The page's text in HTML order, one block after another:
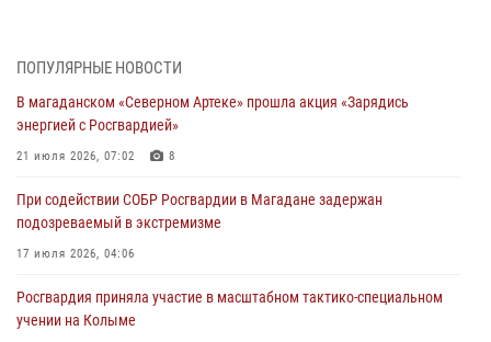
Руководство Управления Росгвардии по Магаданской области
20 июля 2026, 04:02
При содействии СОБР Росгвардии в Магадане задержан
17 июля 2026, 04:06
«Каникулы с Росгвардией» продолжаются на Колыме
Начальник Главного штаба – первый заместитель директора
ПОПУЛЯРНЫЕ НОВОСТИ
В магаданском «Северном Артеке» прошла акция «Зарядись
энергией с Росгвардией»
21 июля 2026, 07:02 8
При содействии СОБР Росгвардии в Магадане задержан
подозреваемый в экстремизме
17 июля 2026, 04:06
Росгвардия приняла участие в масштабном тактико-специальном
учении на Колыме